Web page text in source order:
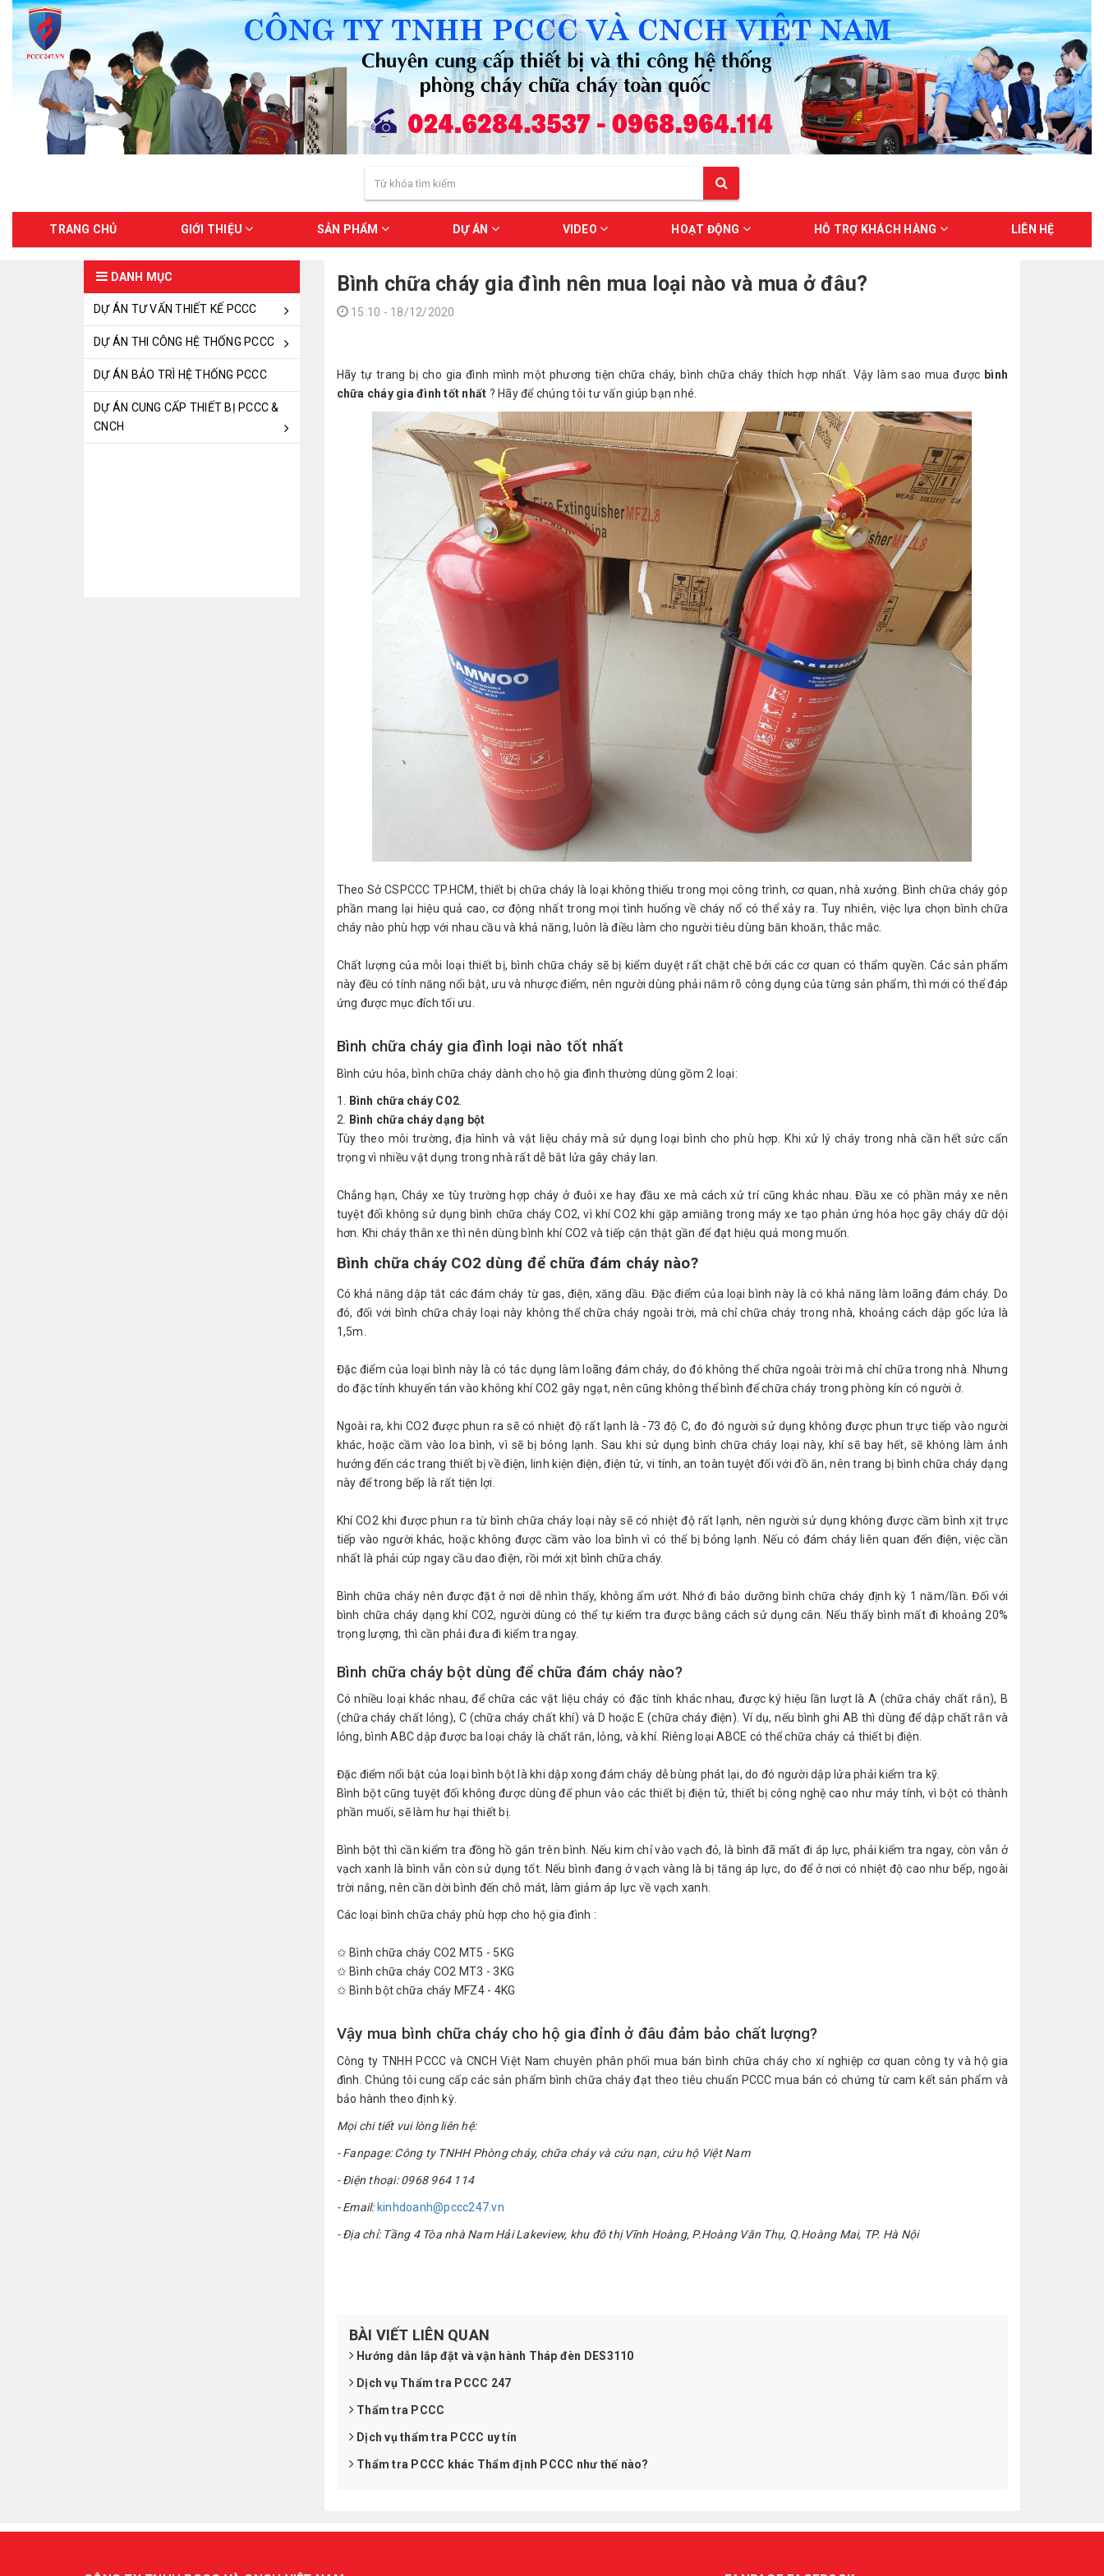
TRANG CHỦ GIỚI THIỆU SẢN PHẨM DỰ ÁN VIDEO HOẠT ĐỘNG HỖ TRỢ KHÁCH HÀNG LIÊN HỆ
DANH MỤC
DỰ ÁN TƯ VẤN THIẾT KẾ PCCC
DỰ ÁN THI CÔNG HỆ THỐNG PCCC
DỰ ÁN BẢO TRÌ HỆ THỐNG PCCC
DỰ ÁN CUNG CẤP THIẾT BỊ PCCC &
CNCH
Bình chữa cháy gia đình nên mua loại nào và mua ở đâu?
15:10 - 18/12/2020
Hãy tự trang bị cho gia đình mình một phương tiện chữa cháy, bình chữa cháy thích hợp nhất. Vậy làm sao mua được bình
chữa cháy gia đình tốt nhất ? Hãy để chúng tôi tư vấn giúp bạn nhé.
Theo Sở CSPCCC TP.HCM, thiết bị chữa cháy là loại không thiếu trong mọi công trình, cơ quan, nhà xưởng. Bình chữa cháy góp
phần mang lại hiệu quả cao, cơ động nhất trong mọi tình huống về cháy nổ có thể xảy ra. Tuy nhiên, việc lựa chọn bình chữa
cháy nào phù hợp với nhau cầu và khả năng, luôn là điều làm cho người tiêu dùng băn khoăn, thắc mắc.
Chất lượng của mỗi loại thiết bị, bình chữa cháy sẽ bị kiểm duyệt rất chặt chẽ bởi các cơ quan có thẩm quyền. Các sản phẩm
này đều có tính năng nổi bật, ưu và nhược điểm, nên người dùng phải nắm rõ công dụng của từng sản phẩm, thì mới có thể đáp
ứng được mục đích tối ưu.
Bình chữa cháy gia đình loại nào tốt nhất
Bình cứu hỏa, bình chữa cháy dành cho hộ gia đình thường dùng gồm 2 loại:
Bình chữa cháy CO2
Bình chữa cháy dạng bột
Tùy theo môi trường, địa hình và vật liệu cháy mà sử dụng loại bình cho phù hợp. Khi xử lý cháy trong nhà cần hết sức cẩn
trọng vì nhiều vật dụng trong nhà rất dễ bắt lửa gây cháy lan.
Chẳng hạn, Cháy xe tùy trường hợp cháy ở đuôi xe hay đầu xe mà cách xử trí cũng khác nhau. Đầu xe có phần máy xe nên
tuyệt đối không sử dụng bình chữa cháy CO2, vì khí CO2 khi gặp amiăng trong máy xe tạo phản ứng hóa học gây cháy dữ dội
hơn. Khi cháy thân xe thì nên dùng bình khí CO2 và tiếp cận thật gần để đạt hiệu quả mong muốn.
Bình chữa cháy CO2 dùng để chữa đám cháy nào?
Có khả năng dập tắt các đám cháy từ gas, điện, xăng dầu. Đặc điểm của loại bình này là có khả năng làm loãng đám cháy. Do
đó, đối với bình chữa cháy loại này không thể chữa cháy ngoài trời, mà chỉ chữa cháy trong nhà, khoảng cách dập gốc lửa là
1,5m.
Đặc điểm của loại bình này là có tác dụng làm loãng đám cháy, do đó không thể chữa ngoài trời mà chỉ chữa trong nhà. Nhưng
do đặc tính khuyến tán vào không khí CO2 gây ngạt, nên cũng không thể bình để chữa cháy trong phòng kín có người ở.
Ngoài ra, khi CO2 được phun ra sẽ có nhiệt độ rất lạnh là -73 độ C, đo đó người sử dụng không được phun trực tiếp vào người
khác, hoặc cầm vào loa bình, vì sẽ bị bỏng lạnh. Sau khi sử dụng bình chữa cháy loại này, khí sẽ bay hết, sẽ không làm ảnh
hưởng đến các trang thiết bị về điện, linh kiện điện, điện tử, vi tính, an toàn tuyệt đối với đồ ăn, nên trang bị bình chữa cháy dạng
này để trong bếp là rất tiện lợi.
Khí CO2 khi được phun ra từ bình chữa cháy loại này sẽ có nhiệt độ rất lạnh, nên người sử dụng không được cầm bình xịt trực
tiếp vào người khác, hoặc không được cầm vào loa bình vì có thể bị bỏng lạnh. Nếu có đám cháy liên quan đến điện, việc cần
nhất là phải cúp ngay cầu dao điện, rồi mới xịt bình chữa cháy.
Bình chữa cháy nên được đặt ở nơi dễ nhìn thấy, không ẩm ướt. Nhớ đi bảo dưỡng bình chữa cháy định kỳ 1 năm/lần. Đối với
bình chữa cháy dạng khí CO2, người dùng có thể tự kiểm tra được bằng cách sử dụng cân. Nếu thấy bình mất đi khoảng 20%
trọng lượng, thì cần phải đưa đi kiểm tra ngay.
Bình chữa cháy bột dùng để chữa đám cháy nào?
Có nhiều loại khác nhau, để chữa các vật liệu cháy có đặc tính khác nhau, được ký hiệu lần lượt là A (chữa cháy chất rắn), B
(chữa cháy chất lỏng), C (chữa cháy chất khí) và D hoặc E (chữa cháy điện). Ví dụ, nếu bình ghi AB thì dùng để dập chất rắn và
lỏng, bình ABC dập được ba loại cháy là chất rắn, lỏng, và khí. Riêng loại ABCE có thể chữa cháy cả thiết bị điện.
Đặc điểm nổi bật của loại bình bột là khi dập xong đám cháy dễ bùng phát lại, do đó người dập lửa phải kiểm tra kỹ.
Bình bột cũng tuyệt đối không được dùng để phun vào các thiết bị điện tử, thiết bị công nghệ cao như máy tính, vì bột có thành
phần muối, sẽ làm hư hại thiết bị.
Bình bột thì cần kiểm tra đồng hồ gắn trên bình. Nếu kim chỉ vào vạch đỏ, là bình đã mất đi áp lực, phải kiểm tra ngay, còn vẫn ở
vạch xanh là bình vẫn còn sử dụng tốt. Nếu bình đang ở vạch vàng là bị tăng áp lực, do để ở nơi có nhiệt độ cao như bếp, ngoài
trời nắng, nên cần dời bình đến chỗ mát, làm giảm áp lực về vạch xanh.
Các loại bình chữa cháy phù hợp cho hộ gia đình :
✩ Bình chữa cháy CO2 MT5 - 5KG
✩ Bình chữa cháy CO2 MT3 - 3KG
✩ Bình bột chữa cháy MFZ4 - 4KG
Vậy mua bình chữa cháy cho hộ gia đỉnh ở đâu đảm bảo chất lượng?
Công ty TNHH PCCC và CNCH Việt Nam chuyên phân phối mua bán bình chữa cháy cho xí nghiệp cơ quan công ty và hộ gia
đình. Chúng tôi cung cấp các sản phẩm bình chữa cháy đạt theo tiêu chuẩn PCCC mua bán có chứng từ cam kết sản phẩm và
bảo hành theo định kỳ.
Mọi chi tiết vui lòng liên hệ:
- Fanpage: Công ty TNHH Phòng cháy, chữa cháy và cứu nạn, cứu hộ Việt Nam
- Điện thoại: 0968 964 114
- Email: kinhdoanh@pccc247.vn
- Địa chỉ: Tầng 4 Tòa nhà Nam Hải Lakeview, khu đô thị Vĩnh Hoàng, P.Hoàng Văn Thụ, Q.Hoàng Mai, TP. Hà Nội
BÀI VIẾT LIÊN QUAN
Hướng dẫn lắp đặt và vận hành Tháp đèn DES3110
Dịch vụ Thẩm tra PCCC 247
Thẩm tra PCCC
Dịch vụ thẩm tra PCCC uy tín
Thẩm tra PCCC khác Thẩm định PCCC như thế nào?